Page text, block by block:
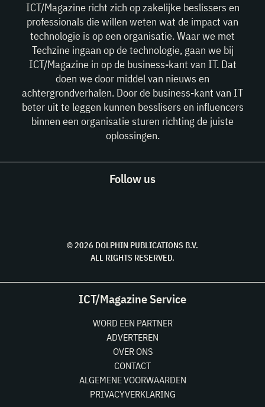
ICT/Magazine richt zich op zakelijke beslissers en
professionals die willen weten wat de impact van
technologie is op een organisatie. Waar we met
Techzine ingaan op de technologie, gaan we bij
ICT/Magazine in op de business-kant van IT. Dat
doen we door middel van nieuws en
achtergrondverhalen. Door de business-kant van IT
beter uit te leggen kunnen besslisers en influencers
binnen een organisatie sturen richting de juiste
oplossingen.
Follow us
© 2026 DOLPHIN PUBLICATIONS B.V.
ALL RIGHTS RESERVED.
ICT/Magazine Service
WORD EEN PARTNER
ADVERTEREN
OVER ONS
CONTACT
ALGEMENE VOORWAARDEN
PRIVACYVERKLARING